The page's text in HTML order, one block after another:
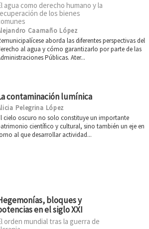
agua como derecho humano y la
de los bienes
Caamaño López
aborda las diferentes perspectivas del
al agua y cómo garantizarlo por parte de las
Públicas. Ater...
contaminación lumínica
Pelegrina López
cielo oscuro no solo constituye un importante
científico y cultural, sino también un eje en
al que desarrollar actividad...
bloques y
en el siglo XXI
orden mundial tras la guerra de